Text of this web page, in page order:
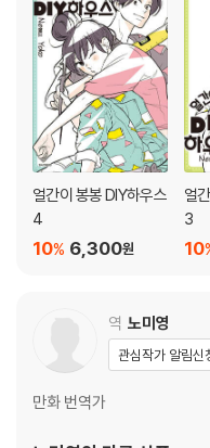
얼간이 봉봉 DIY하우스
4
6,300원
10%
얼
3
10
역 노미영
관심작가 알림신
만화 번역가